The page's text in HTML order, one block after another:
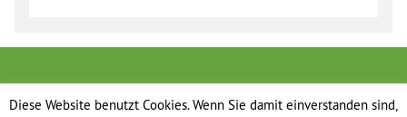
Diese Website benutzt Cookies. Wenn Sie damit einverstanden sind,